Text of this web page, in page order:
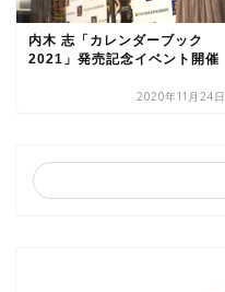
内木 志「カレンダーブック
2021」発売記念イベント開催
2020年11月24日